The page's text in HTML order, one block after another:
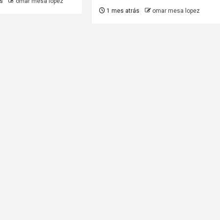
1 mes atrás omar mesa lopez